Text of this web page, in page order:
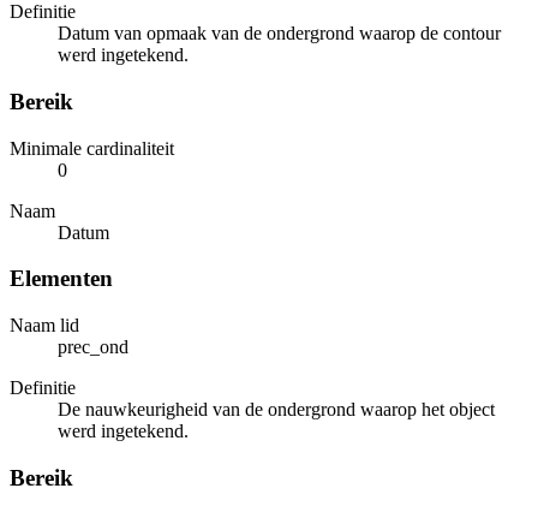
Definitie
Datum van opmaak van de ondergrond waarop de contour
werd ingetekend.
Bereik
Minimale cardinaliteit
0
Naam
Datum
Elementen
Naam lid
prec_ond
Definitie
De nauwkeurigheid van de ondergrond waarop het object
werd ingetekend.
Bereik